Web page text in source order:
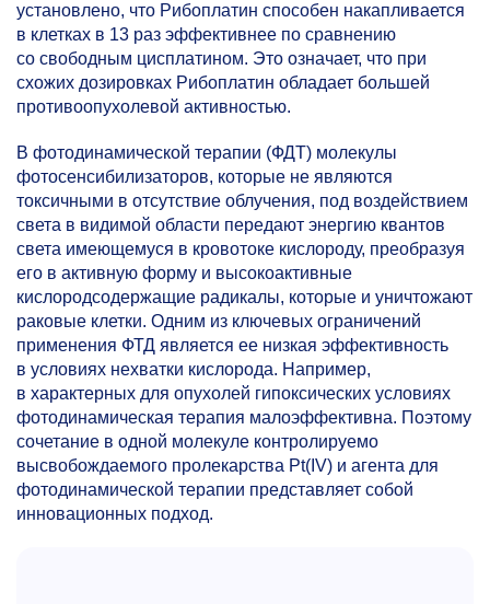
установлено, что Рибоплатин способен накапливается
в клетках в 13 раз эффективнее по сравнению
со свободным цисплатином. Это означает, что при
схожих дозировках Рибоплатин обладает большей
противоопухолевой активностью.
В фотодинамической терапии (ФДТ) молекулы
фотосенсибилизаторов, которые не являются
токсичными в отсутствие облучения, под воздействием
света в видимой области передают энергию квантов
света имеющемуся в кровотоке кислороду, преобразуя
его в активную форму и высокоактивные
кислородсодержащие радикалы, которые и уничтожают
раковые клетки. Одним из ключевых ограничений
применения ФТД является ее низкая эффективность
в условиях нехватки кислорода. Например,
в характерных для опухолей гипоксических условиях
фотодинамическая терапия малоэффективна. Поэтому
сочетание в одной молекуле контролируемо
высвобождаемого пролекарства Pt(IV) и агента для
фотодинамической терапии представляет собой
инновационных подход.